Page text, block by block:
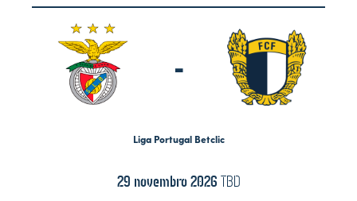
-
Liga Portugal Betclic
29 novembro 2026 TBD